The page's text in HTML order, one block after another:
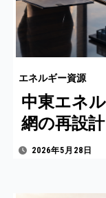
エネルギー資源
中東エネ
網の再設計
2026年5月28日